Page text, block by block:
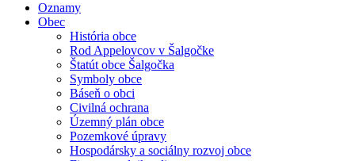
Oznamy
Obec
História obce
Rod Appelovcov v Šalgočke
Štatút obce Šalgočka
Symboly obce
Báseň o obci
Civilná ochrana
Územný plán obce
Pozemkové úpravy
Hospodársky a sociálny rozvoj obce